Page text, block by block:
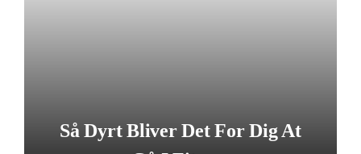
Så Dyrt Bliver Det For Dig At